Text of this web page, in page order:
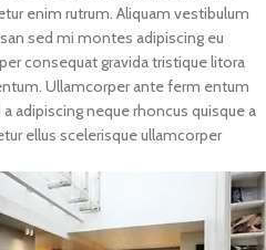
enim rutrum. Aliquam vestibulum
sed mi montes adipiscing eu
consequat gravida tristique litora
Ullamcorper ante ferm entum
adipiscing neque rhoncus quisque a
ellus scelerisque ullamcorper